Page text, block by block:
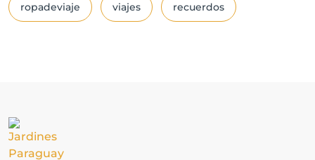
ropadeviaje viajes recuerdos